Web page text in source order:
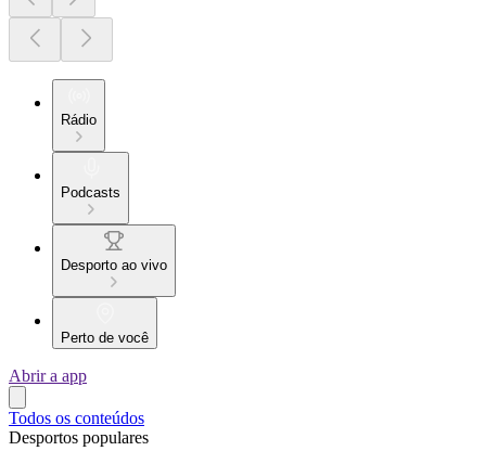
Rádio
Podcasts
Desporto ao vivo
Perto de você
Abrir a app
Todos os conteúdos
Desportos populares